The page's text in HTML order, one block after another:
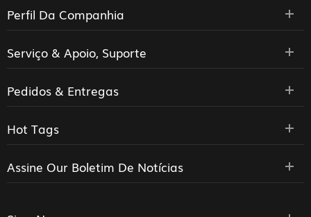
Perfil Da Companhia
Serviço & Apoio, Suporte
Pedidos & Entregas
Hot Tags
Assine Our Boletim De Notícias